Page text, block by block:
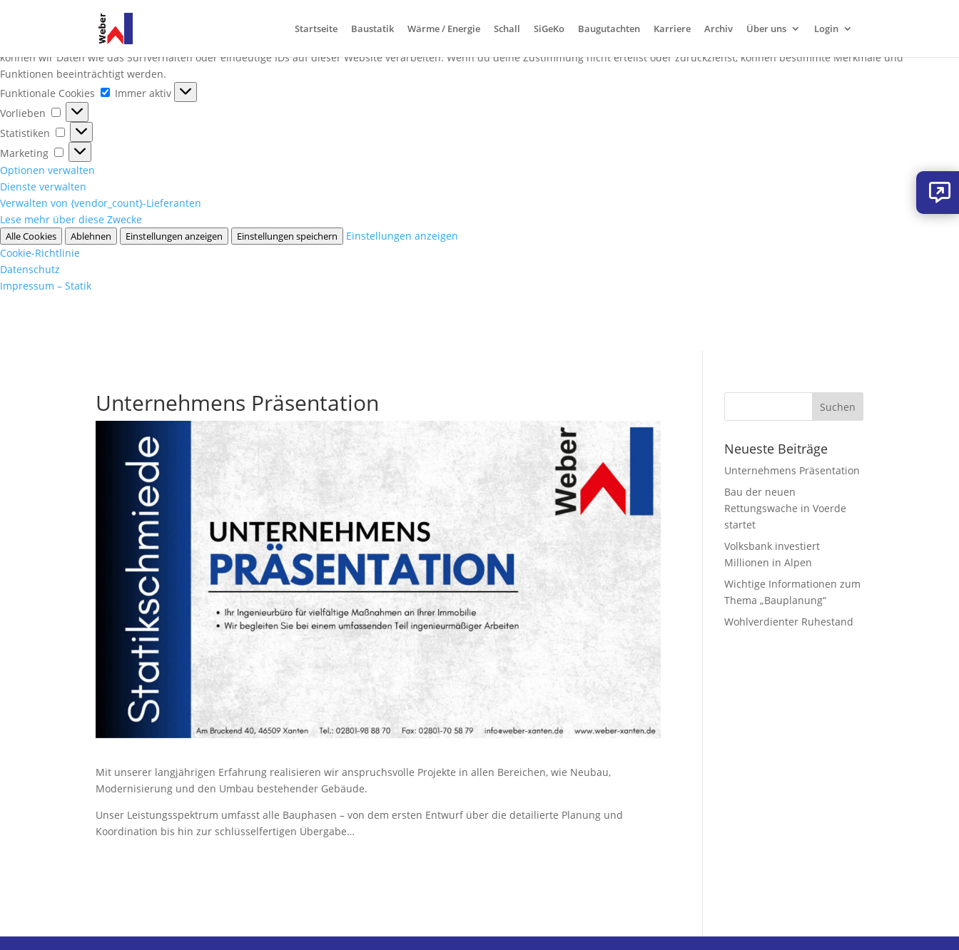
Um dir ein optimales Erlebnis zu bieten, verwenden wir Technologien wie Cookies, um Geräteinformationen zu speichern und/oder darauf zuzugreifen. Wenn du diesen Technologien zustimmst,
können wir Daten wie das Surfverhalten oder eindeutige IDs auf dieser Website verarbeiten. Wenn du deine Zustimmung nicht erteilst oder zurückziehst, können bestimmte Merkmale und
Funktionen beeinträchtigt werden.
Funktionale Cookies
Funktionale
Immer aktiv
Vorlieben
Vorlieben
Statistiken
Statistiken
Marketing
Marketing
Optionen verwalten
Dienste verwalten
Verwalten von {vendor_count}-Lieferanten
Lese mehr über diese Zwecke
Alle Cookies Ablehnen Einstellungen anzeigen Einstellungen speichern
Einstellungen anzeigen
Cookie-Richtlinie
Datenschutz
Impressum – Statik
Startseite Baustatik Wärme / Energie Schall SiGeKo Baugutachten Karriere Archiv Über uns Login
Unternehmens Präsentation
Mit unserer langjährigen Erfahrung realisieren wir anspruchsvolle Projekte in allen Bereichen, wie Neubau,
Modernisierung und den Umbau bestehender Gebäude.
Unser Leistungsspektrum umfasst alle Bauphasen – von dem ersten Entwurf über die detailierte Planung und
Koordination bis hin zur schlüsselfertigen Übergabe…
Neueste Beiträge
Unternehmens Präsentation
Bau der neuen
Rettungswache in Voerde
startet
Volksbank investiert
Millionen in Alpen
Wichtige Informationen zum
Thema „Bauplanung“
Wohlverdienter Ruhestand